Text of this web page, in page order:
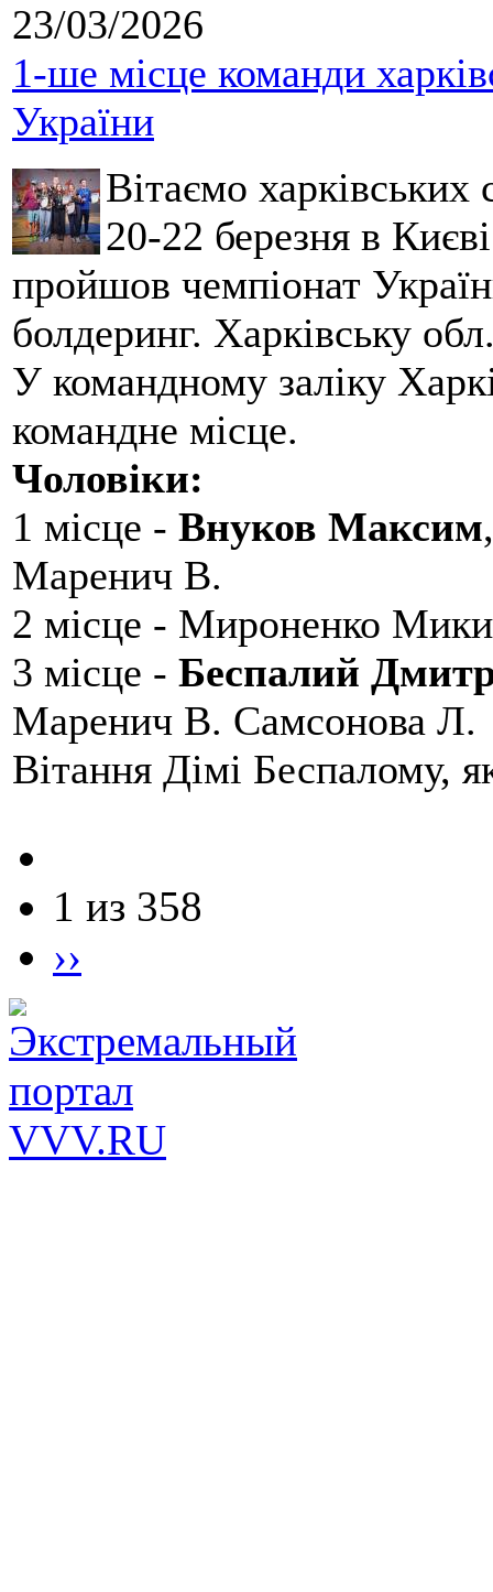
23/03/2026
1-ше місце команди
України
Вітаємо
20-22 березня в
пройшов чемпіонат
болдеринг. Харківську
У командному заліку
командне місце.
Чоловіки:
1 місце - Внуков Максим
Маренич В.
2 місце - Мироненко
3 місце - Беспалий
Маренич В. Самсонова Л.
Вітання Дімі Беспалому,
1 из 358
››